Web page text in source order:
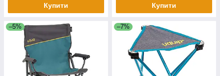
Купити Купити
–5% –7%